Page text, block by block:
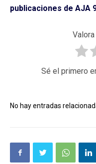
publicaciones de AJA
Sé el primero
No hay entradas